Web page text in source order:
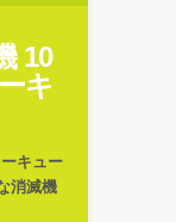
10
キ
キュー
消滅機